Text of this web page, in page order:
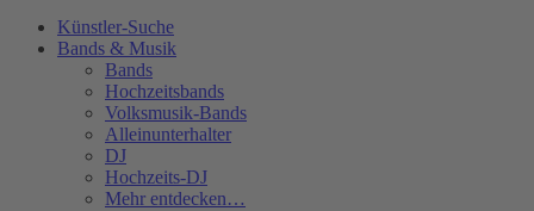
Künstler-Suche
Bands & Musik
Bands
Hochzeitsbands
Volksmusik-Bands
Alleinunterhalter
DJ
Hochzeits-DJ
Mehr entdecken…